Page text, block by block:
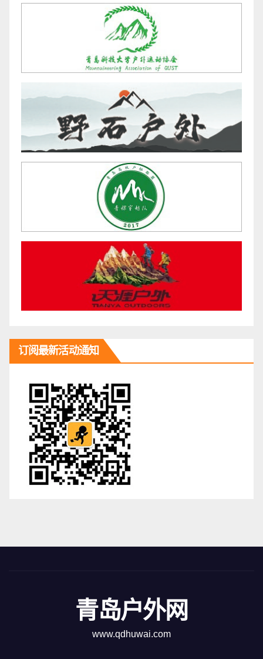
订阅最新活动通知
青岛户外网
www.qdhuwai.com